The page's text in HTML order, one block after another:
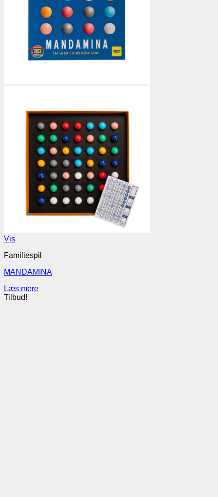
Vis
Familiespil
MANDAMINA
Læs mere
Tilbud!